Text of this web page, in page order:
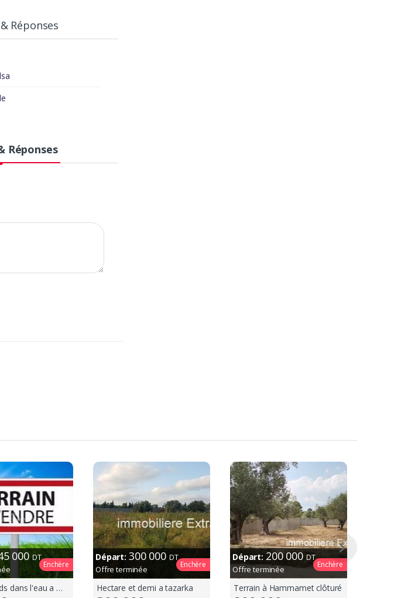
Réponses
Réponses
000 DT
Enchère
Terrain pieds dans l'eau a menzel temime
Départ: 300 000 DT
Offre terminée Enchère
Hectare et demi a tazarka
Départ: 200 000DT
Offre terminée Enchère
Terrain à Hammamet clôturé